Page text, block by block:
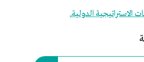
الاستراتيجية الدولية.